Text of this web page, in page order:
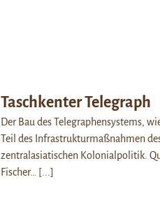
Taschkenter Telegraph
Der Bau des Telegraphensystems,
Teil des Infrastrukturmaßnahmen
zentralasiatischen Kolonialpolitik.
Fischer…
[...]